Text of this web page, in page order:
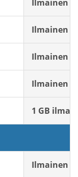
Ilmainen
Ilmainen
Ilmainen
Ilmainen
1 GB
Ilmainen